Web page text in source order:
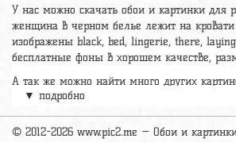
У нас можно скачать обои и картинки для
женщина в черном белье лежит на
изображены black, bed, lingerie, there,
бесплатные фоны в хорошем качестве,
А так же можно найти много других
разделобои Девушки
большое количество красивых
и обоев хорошего hd качества бесплатно и
▼ подробно
© 2012-2026 www.pic2.me — Обои и